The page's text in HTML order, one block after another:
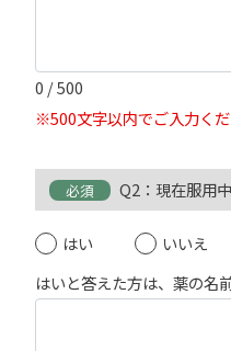
0 / 500
※500文字以内でご入力くだ
必須 Q2：現在服用
はい
いいえ
はいと答えた方は、薬の名